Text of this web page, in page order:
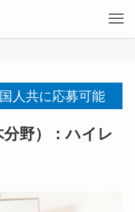
人共に応募可能
分野）：ハイレ